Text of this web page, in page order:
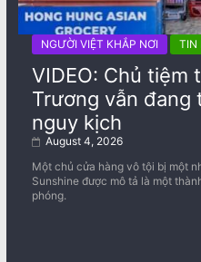
NGƯỜI VIỆT KHẮP NƠI TIN
VIDEO: Chủ tiệm
Trương vẫn đang
nguy kịch
August 4, 2026
Một chủ cửa hàng vô tội bị một
Sunshine được mô tả là một
phóng.